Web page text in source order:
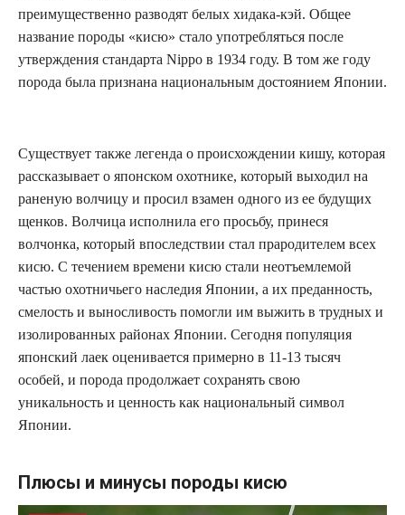
преимущественно разводят белых хидака-кэй. Общее
название породы «кисю» стало употребляться после
утверждения стандарта Nippo в 1934 году. В том же году
порода была признана национальным достоянием Японии.
Существует также легенда о происхождении кишу, которая
рассказывает о японском охотнике, который выходил на
раненую волчицу и просил взамен одного из ее будущих
щенков. Волчица исполнила его просьбу, принеся
волчонка, который впоследствии стал прародителем всех
кисю. С течением времени кисю стали неотъемлемой
частью охотничьего наследия Японии, а их преданность,
смелость и выносливость помогли им выжить в трудных и
изолированных районах Японии. Сегодня популяция
японский лаек оценивается примерно в 11-13 тысяч
особей, и порода продолжает сохранять свою
уникальность и ценность как национальный символ
Японии.
Плюсы и минусы породы кисю